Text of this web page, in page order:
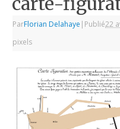
ParFlorian Delahaye | Publié22
pixels